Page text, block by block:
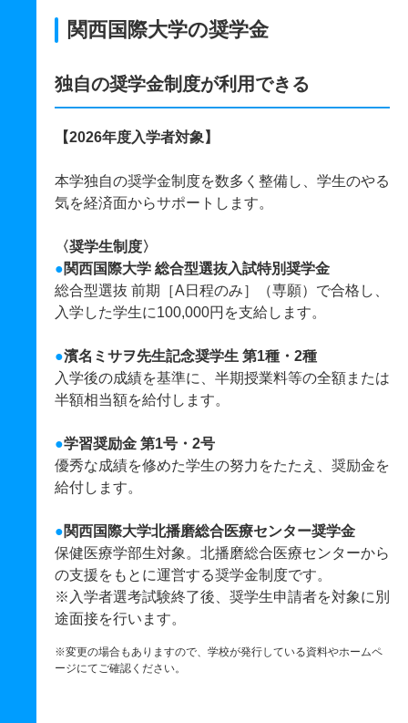
関西国際大学の奨学金
独自の奨学金制度が利用できる
【2026年度入学者対象】
本学独自の奨学金制度を数多く整備し、学生のやる
気を経済面からサポートします。
〈奨学生制度〉
●関西国際大学 総合型選抜入試特別奨学金
総合型選抜 前期［A日程のみ］（専願）で合格し、
入学した学生に100,000円を支給します。
●濱名ミサヲ先生記念奨学生 第1種・2種
入学後の成績を基準に、半期授業料等の全額または
半額相当額を給付します。
●学習奨励金 第1号・2号
優秀な成績を修めた学生の努力をたたえ、奨励金を
給付します。
●関西国際大学北播磨総合医療センター奨学金
保健医療学部生対象。北播磨総合医療センターから
の支援をもとに運営する奨学金制度です。
※入学者選考試験終了後、奨学生申請者を対象に別
途面接を行います。
※変更の場合もありますので、学校が発行している資料やホームペ
ージにてご確認ください。